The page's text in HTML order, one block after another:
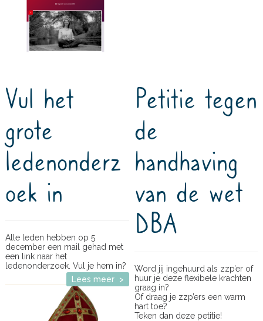
Vul het
grote
ledenonderz
oek in
Alle leden hebben op 5
december een mail gehad met
een link naar het
ledenonderzoek. Vul je hem in?
Lees meer >
Petitie tegen
de
handhaving
van de wet
DBA
Word jij ingehuurd als zzp’er of
huur je deze flexibele krachten
graag in?
Of draag je zzp’ers een warm
hart toe?
Teken dan deze petitie!